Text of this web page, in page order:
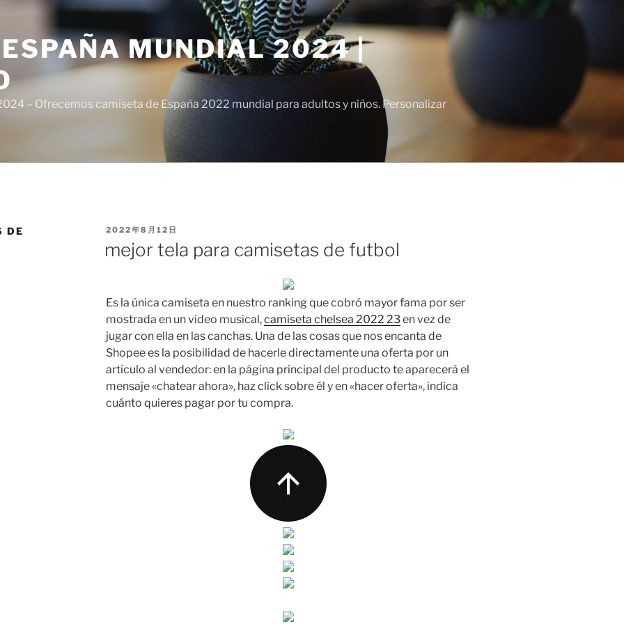
MUNDIAL 2024 |
– Ofrecemos camiseta de España 2022 mundial para adultos y niños. Personalizar
DE
PUBLICADO
2022年8月12日
mejor tela para camisetas de futbol
Es la única camiseta en nuestro ranking que cobró mayor fama por ser
mostrada en un video musical,camiseta chelsea 2022 23en vez de
jugar con ella en las canchas. Una de las cosas que nos encanta de
Shopee es la posibilidad de hacerle directamente una oferta por un
artículo al vendedor: en la página principal del producto te aparecerá el
mensaje «chatear ahora», haz click sobre él y en «hacer oferta», indica
cuánto quieres pagar por tu compra.